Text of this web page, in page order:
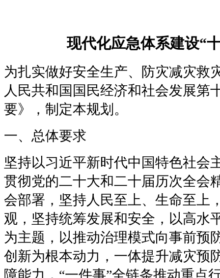
现代化应急体系建设“
为扎实做好安全生产、防灾减灾救
人民共和国国民经济和社会发展第
要》，制定本规划。
一、总体要求
坚持以习近平新时代中国特色社会
贯彻党的二十大和二十届历次全会
会部署，坚持人民至上、生命至上
观，坚持统筹发展和安全，以高水
为主题，以推动治理模式向事前预
创新为根本动力，一体提升减灾预